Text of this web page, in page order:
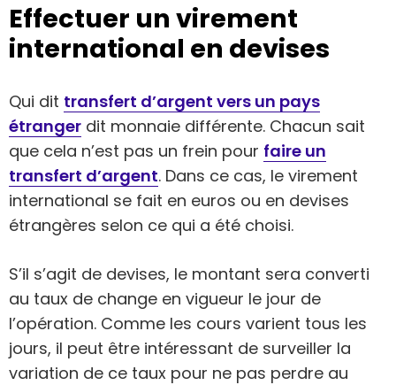
Effectuer un virement
international en devises
Qui dit transfert d’argent vers un pays
étranger dit monnaie différente. Chacun sait
que cela n’est pas un frein pour faire un
transfert d’argent. Dans ce cas, le virement
international se fait en euros ou en devises
étrangères selon ce qui a été choisi.
S’il s’agit de devises, le montant sera converti
au taux de change en vigueur le jour de
l’opération. Comme les cours varient tous les
jours, il peut être intéressant de surveiller la
variation de ce taux pour ne pas perdre au